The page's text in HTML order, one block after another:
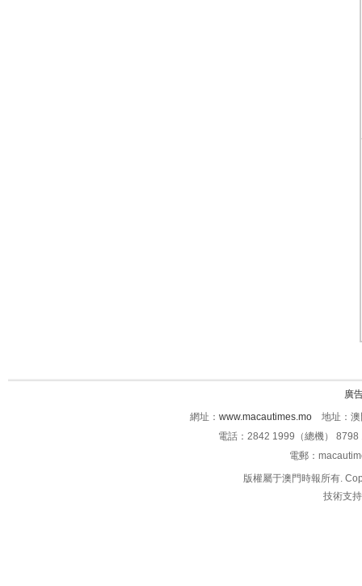
廣
網址： www.macautimes.mo 地址：澳
電話：2842 1999（總機）
電郵：
版權屬于澳門時報所有.
技術支